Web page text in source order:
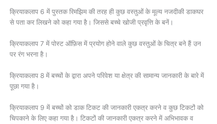
क्रियाकलाप 6 में पुस्तक रिमझिम की तरह ही कुछ वस्तुओं के मूल्य नजदीकी डाकघर
से पता कर लिखने को कहा गया है। जिससे बच्चे खोजी प्रवृत्ति के बनें।
क्रियाकलाप 7 में पोस्ट ऑफ़िस में प्रयोग होने वाले कुछ वस्तुओं के चित्र बने हैं उन
पर रंग भरना है।
क्रियाकलाप 8 में बच्चों के द्वारा अपने परिवेश या क्षेत्र की सामान्य जानकारी के बारे में
पूछा गया है।
क्रियाकलाप 9 में बच्चों को डाक टिकट की जानकारी एकत्र करने व कुछ टिकटों को
चिपकाने के लिए कहा गया है। टिकटों की जानकारी एकत्र करने में अभिभावक व